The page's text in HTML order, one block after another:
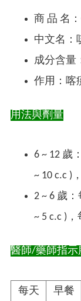
商 品 名
中文名：
成分含量
作用：喀
用法與劑量
6 ~ 12 歲
~ 10 c.c )
2 ~ 6 歲
~ 5 c.c )
醫師/藥師指示
每天 早餐